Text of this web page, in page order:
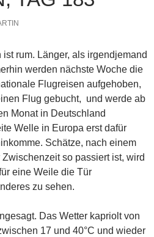
rum. Länger, als irgendjemand
werden nächste Woche die
Flugreisen aufgehoben,
Flug gebucht, und werde ab
Monat in Deutschland
Welle in Europa erst dafür
Schätze, nach einem
so passiert ist, wird
eine Weile die Tür
zu sehen.
Das Wetter kapriolt von
17 und 40°C und wieder